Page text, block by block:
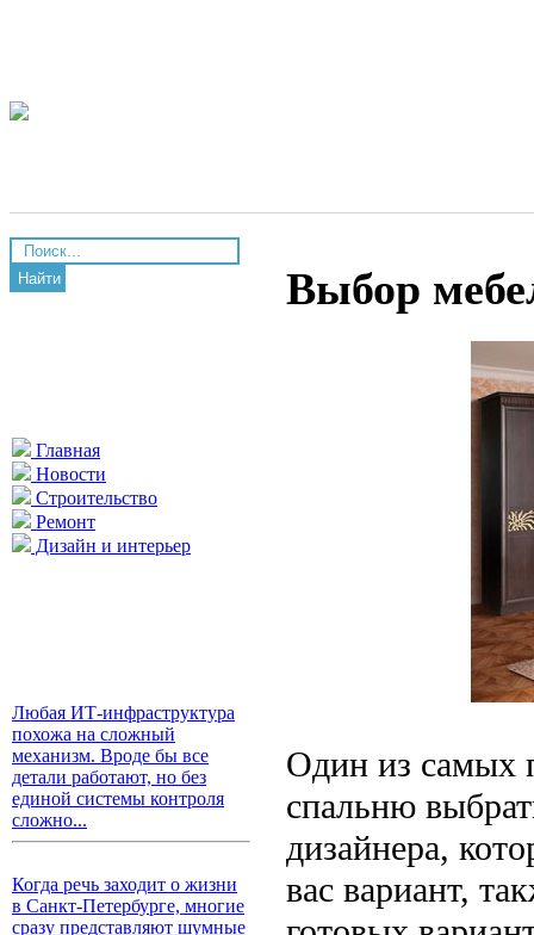
Найти
Главная
Новости
Строительство
Ремонт
Дизайн и интерьер
Любая ИТ-инфраструктура
похожа на сложный
механизм. Вроде бы все
детали работают, но без
единой системы контроля
сложно...
Когда речь заходит о жизни
в Санкт-Петербурге, многие
сразу представляют шумные
Выбор
Один из самых
спальню
дизайнера,
вас вариант,